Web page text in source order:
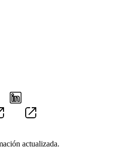
actualizada.